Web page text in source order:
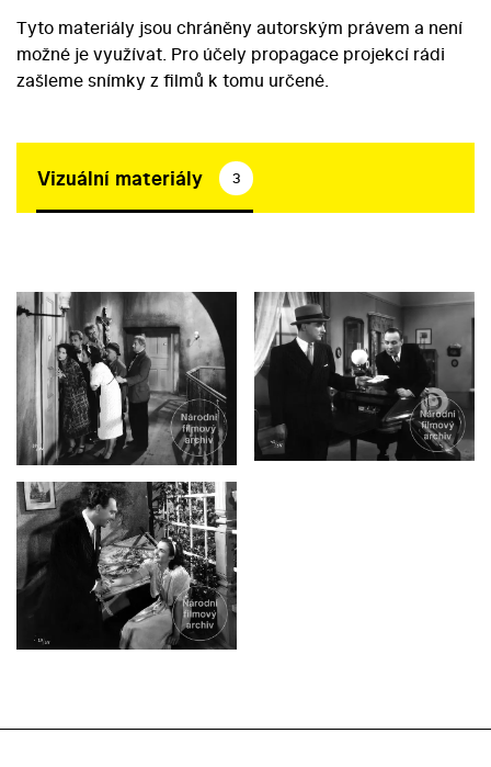
Tyto materiály jsou chráněny autorským právem a není
možné je využívat. Pro účely propagace projekcí rádi
zašleme snímky z filmů k tomu určené.
Vizuální materiály 3